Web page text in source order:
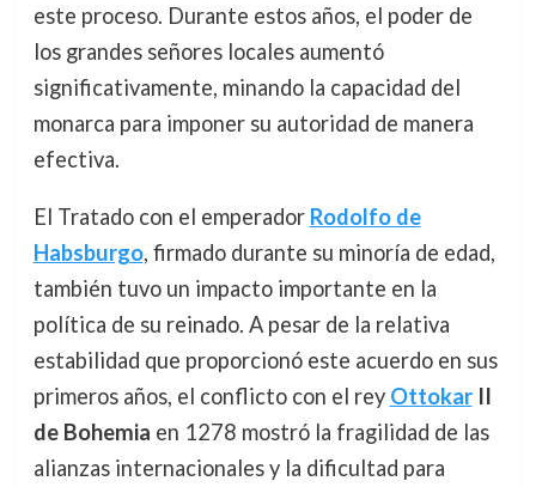
este proceso. Durante estos años, el poder de
los grandes señores locales aumentó
significativamente, minando la capacidad del
monarca para imponer su autoridad de manera
efectiva.
El Tratado con el emperador Rodolfo de
Habsburgo, firmado durante su minoría de edad,
también tuvo un impacto importante en la
política de su reinado. A pesar de la relativa
estabilidad que proporcionó este acuerdo en sus
primeros años, el conflicto con el rey OttokarII
de Bohemia en 1278 mostró la fragilidad de las
alianzas internacionales y la dificultad para